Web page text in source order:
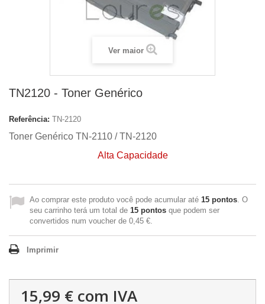
Ver maior
TN2120 - Toner Genérico
Referência: TN-2120
Toner Genérico TN-2110 / TN-2120
Alta Capacidade
Ao comprar este produto você pode acumular até 15 pontos. O
seu carrinho terá um total de 15 pontos que podem ser
convertidos num voucher de 0,45 €.
Imprimir
15,99 € com IVA